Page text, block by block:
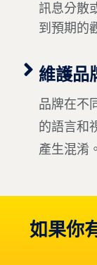
訊息分散
到預期的
維護品
品牌在不
的語言和
產生混淆。
如果你